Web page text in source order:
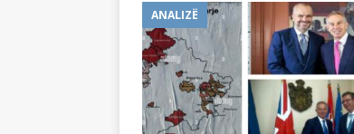
ANALIZË